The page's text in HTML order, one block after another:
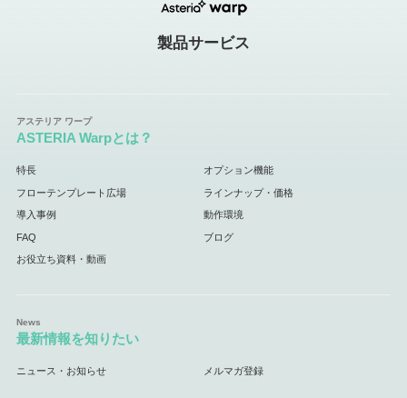
製品サービス
ASTERIA Warpとは？
特長 オプション機能
フローテンプレート広場 ラインナップ・価格
導入事例 動作環境
FAQ ブログ
お役立ち資料・動画
最新情報を知りたい
ニュース・お知らせ メルマガ登録